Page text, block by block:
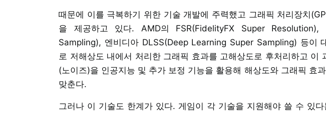
때문에 이를 극복하기 위한 기술 개발에 주력했고 그래픽 처리장치
을 제공하고 있다. AMD의 FSR(FidelityFX Super Resolution),
Sampling), 엔비디아 DLSS(Deep Learning Super Sampling) 등이
로 저해상도 내에서 처리한 그래픽 효과를 고해상도로 후처리하고 이
(노이즈)을 인공지능 및 추가 보정 기능을 활용해 해상도와 그래픽 효
맞춘다.
그러나 이 기술도 한계가 있다. 게임이 각 기술을 지원해야 쓸 수 있